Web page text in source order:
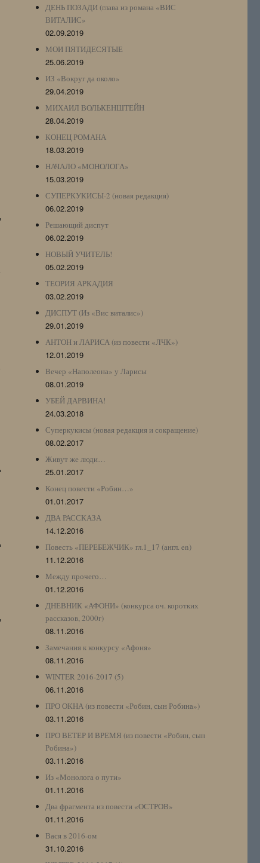
ДЕНЬ ПОЗАДИ (глава из романа «ВИС
ВИТАЛИС»
02.09.2019
МОИ ПЯТИДЕСЯТЫЕ
25.06.2019
ИЗ «Вокруг да около»
29.04.2019
МИХАИЛ ВОЛЬКЕНШТЕЙН
28.04.2019
КОНЕЦ РОМАНА
18.03.2019
НАЧАЛО «МОНОЛОГА»
15.03.2019
СУПЕРКУКИСЫ-2 (новая редакция)
06.02.2019
Решающий диспут
06.02.2019
НОВЫЙ УЧИТЕЛЬ!
05.02.2019
ТЕОРИЯ АРКАДИЯ
03.02.2019
ДИСПУТ (Из «Вис виталис»)
29.01.2019
АНТОН и ЛАРИСА (из повести «ЛЧК»)
12.01.2019
Вечер «Наполеона» у Ларисы
08.01.2019
УБЕЙ ДАРВИНА!
24.03.2018
Суперкукисы (новая редакция и сокращение)
08.02.2017
Живут же люди…
25.01.2017
Конец повести «Робин…»
01.01.2017
ДВА РАССКАЗА
14.12.2016
Повесть «ПЕРЕБЕЖЧИК» гл.1_17 (англ. en)
11.12.2016
Между прочего…
01.12.2016
ДНЕВНИК «АФОНИ» (конкурса оч. коротких
рассказов, 2000г)
08.11.2016
Замечания к конкурсу «Афоня»
08.11.2016
WINTER 2016-2017 (5)
06.11.2016
ПРО ОКНА (из повести «Робин, сын Робина»)
03.11.2016
ПРО ВЕТЕР И ВРЕМЯ (из повести «Робин, сын
Робина»)
03.11.2016
Из «Монолога о пути»
01.11.2016
Два фрагмента из повести «ОСТРОВ»
01.11.2016
Вася в 2016-ом
31.10.2016